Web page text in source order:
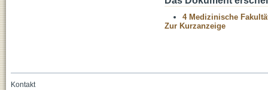
4 Medizinische
Zur Kurzanzeige
Kontakt